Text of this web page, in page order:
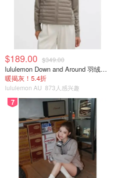
$189.00 $349.00
lululemon Down and Around 羽绒夹克
暖揭灰！5.4折
lululemon AU 873人感兴趣
7